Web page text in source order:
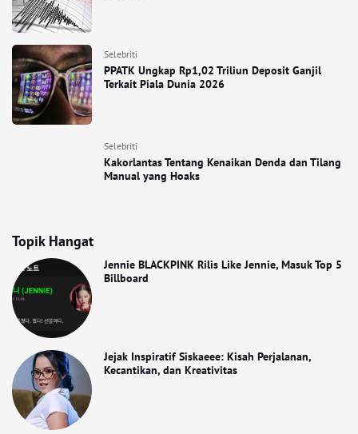
Selebriti
PPATK Ungkap Rp1,02 Triliun Deposit Ganjil
Terkait Piala Dunia 2026
Selebriti
Kakorlantas Tentang Kenaikan Denda dan Tilang
Manual yang Hoaks
Topik Hangat
Jennie BLACKPINK Rilis Like Jennie, Masuk Top 5
Billboard
Jejak Inspiratif Siskaeee: Kisah Perjalanan,
Kecantikan, dan Kreativitas